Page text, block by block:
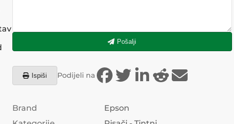
Pošalji
Ispiši Podijeli na
Brand
Epson